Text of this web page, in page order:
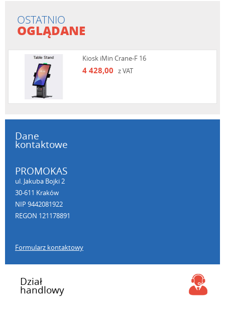
OSTATNIO
OGLĄDANE
Kiosk iMin Crane-F 16
4 428,00 z VAT
Dane
kontaktowe
PROMOKAS
ul. Jakuba Bojki 2
30-611 Kraków
NIP 9442081922
REGON 121178891
Formularz kontaktowy
Dział
handlowy